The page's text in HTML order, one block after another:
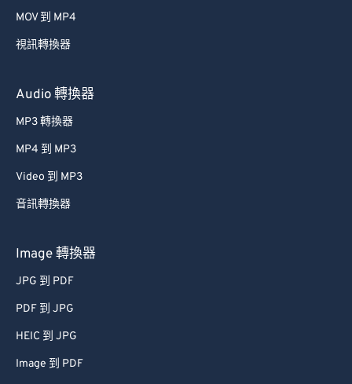
MOV 到 MP4
視訊轉換器
Audio 轉換器
MP3 轉換器
MP4 到 MP3
Video 到 MP3
音訊轉換器
Image 轉換器
JPG 到 PDF
PDF 到 JPG
HEIC 到 JPG
Image 到 PDF